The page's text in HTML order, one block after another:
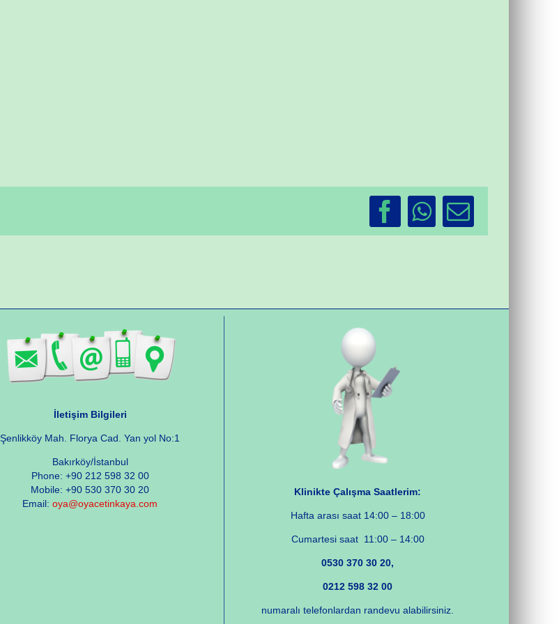
Facebook
WhatsApp
Email
İletişim Bilgileri
Şenlikköy Mah. Florya Cad. Yan yol No:1
Bakırköy/İstanbul
Phone: +90 212 598 32 00
Mobile: +90 530 370 30 20
Email:oya@oyacetinkaya.com
Klinikte Çalışma Saatlerim:
Hafta arası saat 14:00 – 18:00
Cumartesi saat 11:00 – 14:00
0530 370 30 20,
0212 598 32 00
numaralı telefonlardan randevu alabilirsiniz.